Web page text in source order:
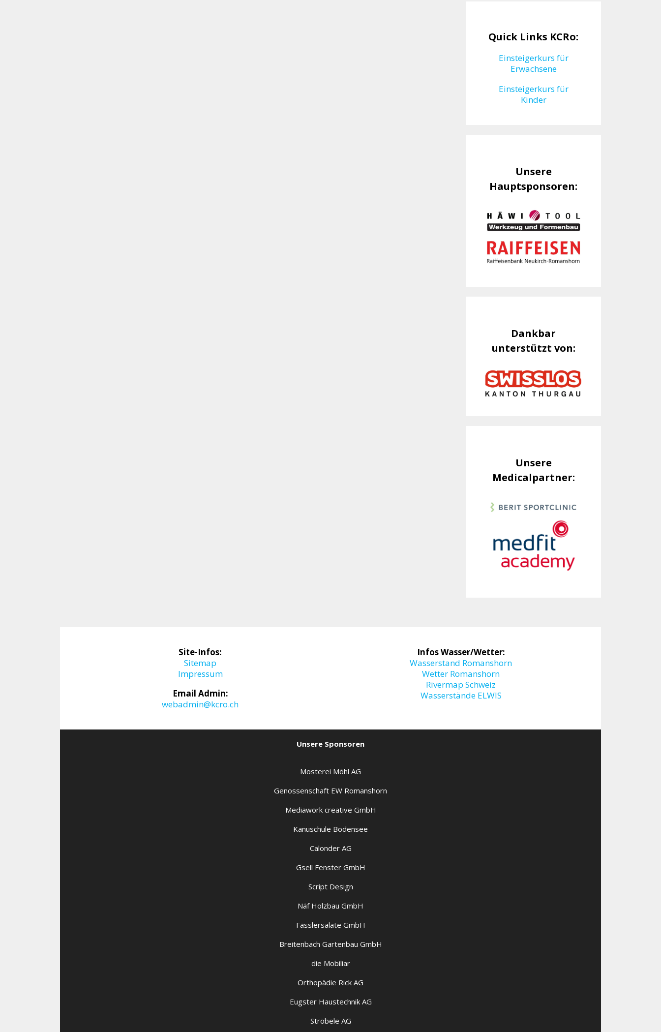
Quick Links KCRo:
Einsteigerkurs für
Erwachsene
Einsteigerkurs für
Kinder
Unsere
Hauptsponsoren:
Dankbar
unterstützt von:
Unsere
Medicalpartner:
Site-Infos:
Sitemap
Impressum
Email Admin:
webadmin@kcro.ch
Infos Wasser/Wetter:
Wasserstand Romanshorn
Wetter Romanshorn
Rivermap Schweiz
Wasserstände ELWIS
Unsere Sponsoren
Mosterei Möhl AG
Genossenschaft EW Romanshorn
Mediawork creative GmbH
Kanuschule Bodensee
Calonder AG
Gsell Fenster GmbH
Script Design
Näf Holzbau GmbH
Fässlersalate GmbH
Breitenbach Gartenbau GmbH
die Mobiliar
Orthopädie Rick AG
Eugster Haustechnik AG
Ströbele AG